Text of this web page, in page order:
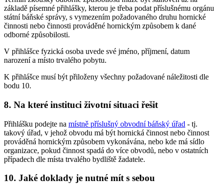
základě písemné přihlášky, kterou je třeba podat příslušnému orgánu
státní báňské správy, s vymezením požadovaného druhu hornické
činnosti nebo činnosti prováděné hornickým způsobem k dané
odborné způsobilosti.
V přihlášce fyzická osoba uvede své jméno, příjmení, datum
narození a místo trvalého pobytu.
K přihlášce musí být přiloženy všechny požadované náležitosti dle
bodu 10.
8. Na které instituci životní situaci řešit
Přihlášku podejte na místně příslušný obvodní báňský úřad - tj.
takový úřad, v jehož obvodu má být hornická činnost nebo činnost
prováděná hornickým způsobem vykonávána, nebo kde má sídlo
organizace, pokud činnost spadá do více obvodů, nebo v ostatních
případech dle místa trvalého bydliště žadatele.
10. Jaké doklady je nutné mít s sebou